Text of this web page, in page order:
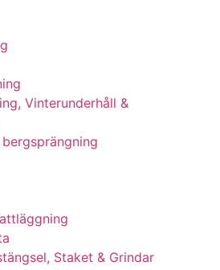
Vinterunderhåll &
Staket & Grindar